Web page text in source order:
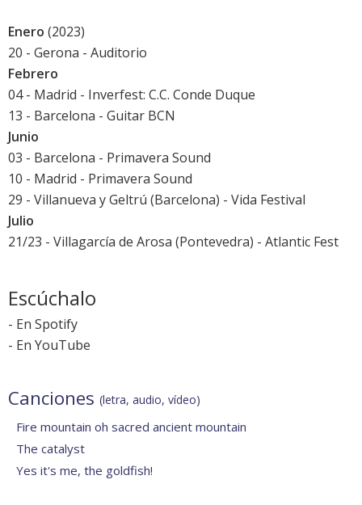
Enero (2023)
20 - Gerona - Auditorio
Febrero
04 - Madrid - Inverfest: C.C. Conde Duque
13 - Barcelona - Guitar BCN
Junio
03 - Barcelona - Primavera Sound
10 - Madrid - Primavera Sound
29 - Villanueva y Geltrú (Barcelona) - Vida Festival
Julio
21/23 - Villagarcía de Arosa (Pontevedra) - Atlantic Fest
Escúchalo
- En Spotify
- En YouTube
Canciones (letra, audio, vídeo)
Fire mountain oh sacred ancient mountain
The catalyst
Yes it's me, the goldfish!